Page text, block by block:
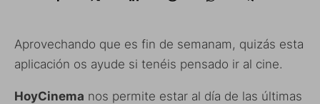
Aprovechando que es fin de semanam, quizás esta
aplicación os ayude si tenéis pensado ir al cine.
HoyCinema nos permite estar al día de las últimas